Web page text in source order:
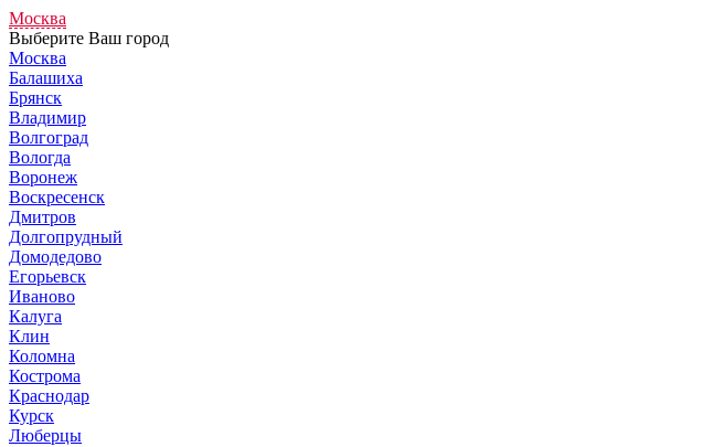
Москва
Выберите Ваш город
Москва
Балашиха
Брянск
Владимир
Волгоград
Вологда
Воронеж
Воскресенск
Дмитров
Долгопрудный
Домодедово
Егорьевск
Иваново
Калуга
Клин
Коломна
Кострома
Краснодар
Курск
Люберцы